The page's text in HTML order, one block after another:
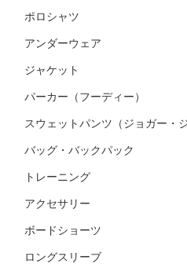
ポロシャツ
アンダーウェア
ジャケット
パーカー（フーディー）
スウェットパンツ（ジョガー・
バッグ・バックパック
トレーニング
アクセサリー
ボードショーツ
ロングスリーブ